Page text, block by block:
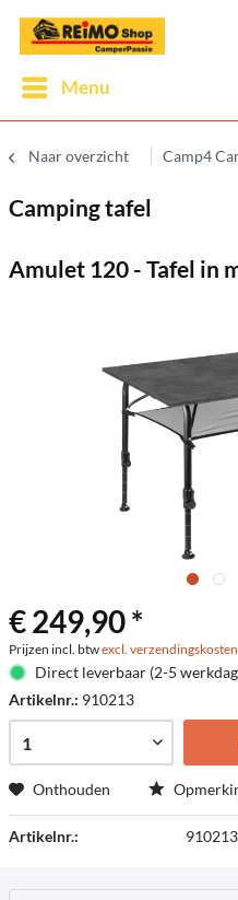
Menu
Naar overzicht Camp4
Camping tafel
Amulet 120 - Tafel in
€ 249,90 *
Prijzen incl. btwexcl. verzendingskosten
Direct leverbaar (2-5
Artikelnr.: 910213
Onthouden
Artikelnr.: 910213